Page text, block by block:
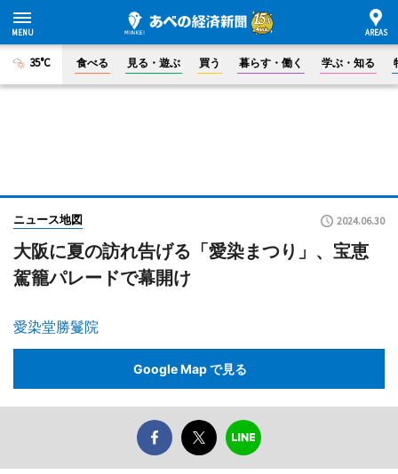
35°C 食べる 見る・遊ぶ 買う 暮らす・働く 学ぶ・知る
ニュース地図 2024.06.30
大阪に夏の訪れ告げる「愛染まつり」、宝恵
駕籠パレードで幕開け
愛染堂勝鬘院
Google Map で見る